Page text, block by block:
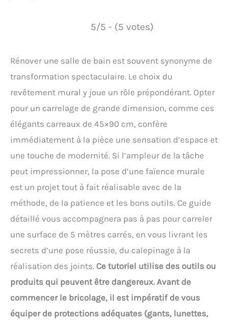
5/5 - (5 votes)
Rénover une salle de bain est souvent synonyme de
transformation spectaculaire. Le choix du
revêtement mural y joue un rôle prépondérant. Opter
pour un carrelage de grande dimension, comme ces
élégants carreaux de 45×90 cm, confère
immédiatement à la pièce une sensation d’espace et
une touche de modernité. Si l’ampleur de la tâche
peut impressionner, la pose d’une faïence murale
est un projet tout à fait réalisable avec de la
méthode, de la patience et les bons outils. Ce guide
détaillé vous accompagnera pas à pas pour carreler
une surface de 5 mètres carrés, en vous livrant les
secrets d’une pose réussie, du calepinage à la
réalisation des joints. Ce tutoriel utilise des outils ou
produits qui peuvent être dangereux. Avant de
commencer le bricolage, il est impératif de vous
équiper de protections adéquates (gants, lunettes,